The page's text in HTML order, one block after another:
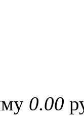
0.00